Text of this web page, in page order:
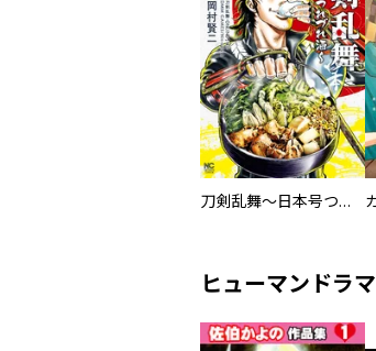
刀剣乱舞～日本号つれづれ酒～
ヒューマンドラマ